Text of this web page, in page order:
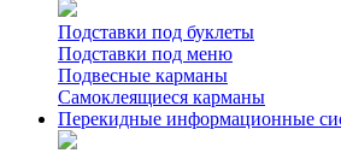
Подставки под буклеты
Подставки под меню
Подвесные карманы
Самоклеящиеся карманы
Перекидные информационные